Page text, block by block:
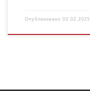
Опубликовано 03.02.2025